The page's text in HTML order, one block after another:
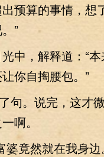
算的事情，想
”
，解释道：“本
你自掏腰包。”
。说完，这才
啊。
竟然就在我身边